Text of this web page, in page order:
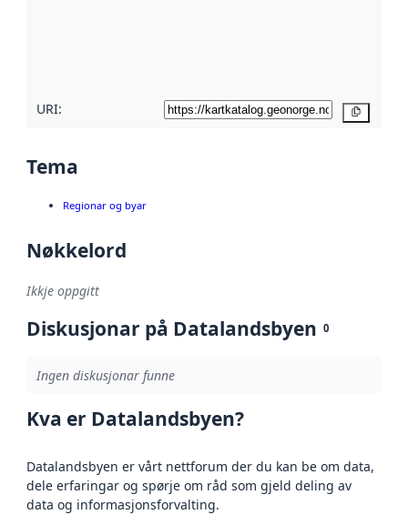
URI:
Tema
Regionar og byar
Nøkkelord
Ikkje oppgitt
Diskusjonar på Datalandsbyen 0
Ingen diskusjonar funne
Kva er Datalandsbyen?
Datalandsbyen er vårt nettforum der du kan be om data,
dele erfaringar og spørje om råd som gjeld deling av
data og informasjonsforvalting.